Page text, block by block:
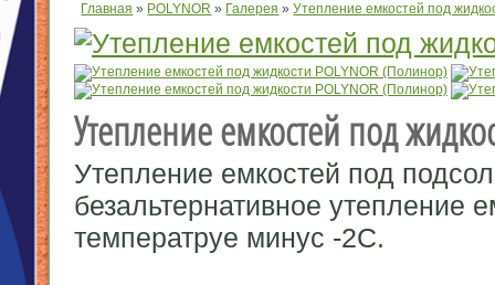
Вы здесь
Главная » POLYNOR » Галерея » Утепление емкостей под
Утепление емкостей под
Утепление емкостей под
безальтернативное утепление
температруе минус -2С.